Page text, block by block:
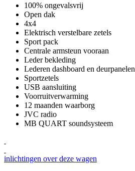
100% ongevalsvrij
Open dak
4x4
Elektrisch verstelbare zetels
Sport pack
Centrale armsteun vooraan
Leder bekleding
Lederen dashboard en deurpanelen
Sportzetels
USB aansluiting
Voorruitverwarming
12 maanden waarborg
JVC radio
MB QUART soundsysteem
inlichtingen over deze wagen